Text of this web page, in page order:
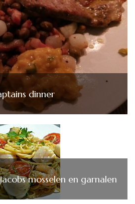
dinner
mosselen en garnalen